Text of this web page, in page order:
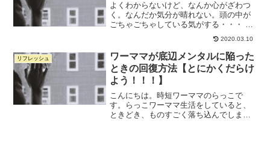
よくわからないけど、なんか心がざわつ
く。なんだか気分が晴れない。頭の中が
ごちゃごちゃしている気がする・・・ そ
んなとき、ありませんか？ そんな気持ち
をなんとかしたくて、「心 モヤモヤ」
とかで検索しても、いまいちピンとこな
い内容ばかり。 ヨガ...
2020.03.10
リフレッシュ
ワーママが底辺メンタルに陥った
ときの回復方法【とにかくだらけ
よう！！！】
こんにちは。時短ワーママのらっこで
す。らっこワーママ生活をしていると、
ときどき、ものすごく落ち込んでしまう